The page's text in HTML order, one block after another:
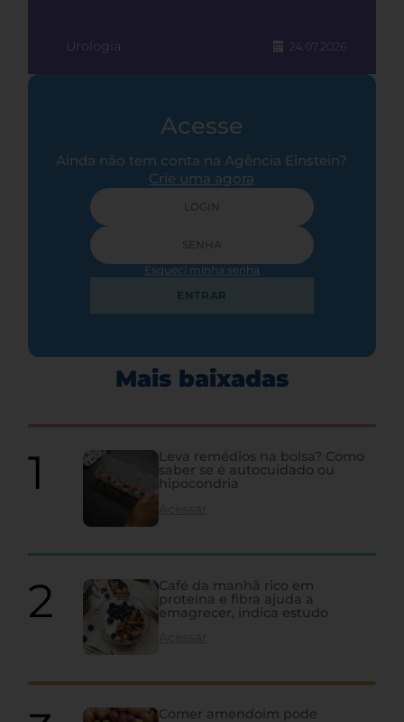
Urologia 24.07.2026
Acesse
Ainda não tem conta na Agência Einstein?
Crie uma agora
Esqueci minha senha
ENTRAR
Mais baixadas
Leva remédios na bolsa? Como
saber se é autocuidado ou
hipocondria
Café da manhã rico em
proteína e fibra ajuda a
emagrecer, indica estudo
Comer amendoim pode